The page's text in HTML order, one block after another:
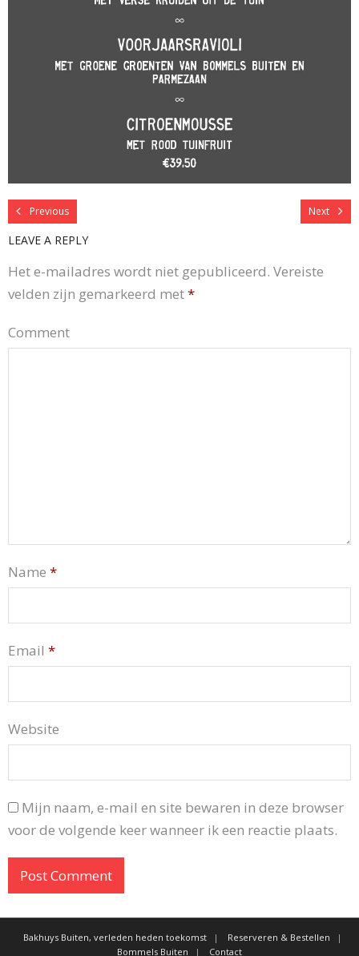
Previous Next
LEAVE A REPLY
Het e-mailadres wordt niet gepubliceerd. Vereiste
velden zijn gemarkeerd met*
Comment
Name *
Email *
Website
Mijn naam, e-mail en site bewaren in deze browser
voor de volgende keer wanneer ik een reactie plaats.
Bakhuys Buiten, verleden heden toekomst
Reserveren & Bestellen
Bommels Buiten
Contact